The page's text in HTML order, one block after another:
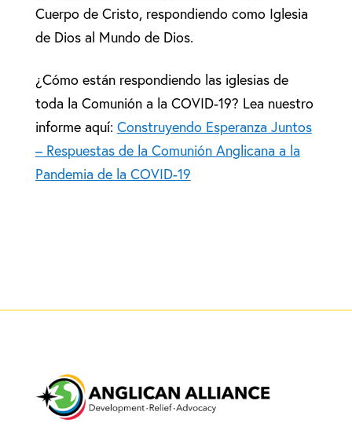
Cuerpo de Cristo, respondiendo como Iglesia
de Dios al Mundo de Dios.
¿Cómo están respondiendo las iglesias de
toda la Comunión a la COVID-19? Lea nuestro
informe aquí: Construyendo Esperanza Juntos
– Respuestas de la Comunión Anglicana a la
Pandemia de la COVID-19